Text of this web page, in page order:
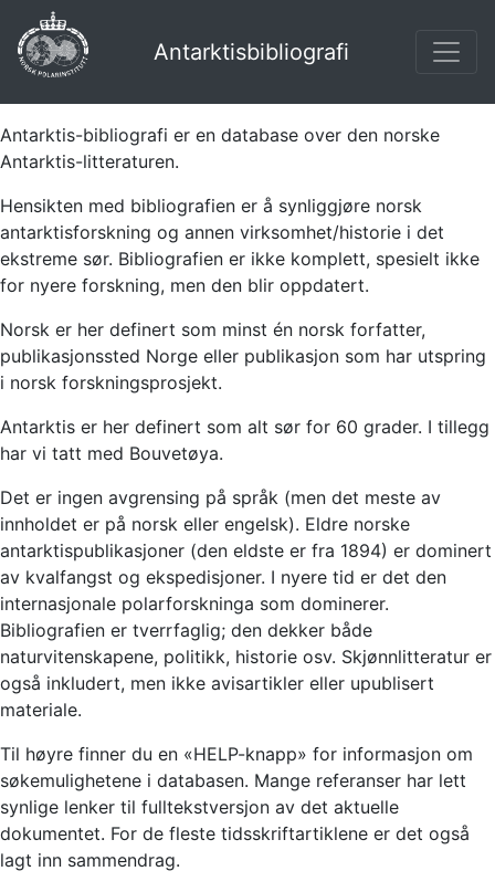
Antarktisbibliografi
Antarktis-bibliografi er en database over den norske
Antarktis-litteraturen.
Hensikten med bibliografien er å synliggjøre norsk
antarktisforskning og annen virksomhet/historie i det
ekstreme sør. Bibliografien er ikke komplett, spesielt ikke
for nyere forskning, men den blir oppdatert.
Norsk er her definert som minst én norsk forfatter,
publikasjonssted Norge eller publikasjon som har utspring
i norsk forskningsprosjekt.
Antarktis er her definert som alt sør for 60 grader. I tillegg
har vi tatt med Bouvetøya.
Det er ingen avgrensing på språk (men det meste av
innholdet er på norsk eller engelsk). Eldre norske
antarktispublikasjoner (den eldste er fra 1894) er dominert
av kvalfangst og ekspedisjoner. I nyere tid er det den
internasjonale polarforskninga som dominerer.
Bibliografien er tverrfaglig; den dekker både
naturvitenskapene, politikk, historie osv. Skjønnlitteratur er
også inkludert, men ikke avisartikler eller upublisert
materiale.
Til høyre finner du en «HELP-knapp» for informasjon om
søkemulighetene i databasen. Mange referanser har lett
synlige lenker til fulltekstversjon av det aktuelle
dokumentet. For de fleste tidsskriftartiklene er det også
lagt inn sammendrag.